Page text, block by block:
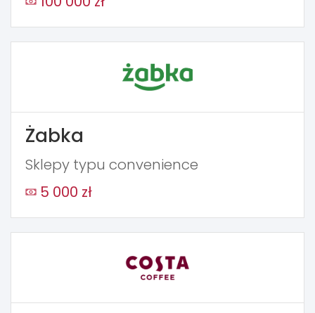
Żabka
Sklepy typu convenience
5 000 zł